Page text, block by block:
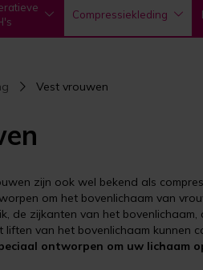
Compressiekleding
Vest vrouwen
zijn ook wel bekend als
om het bovenlichaam van
de zijkanten van het
van het bovenlichaam kunnen
ontworpen om uw lichaam